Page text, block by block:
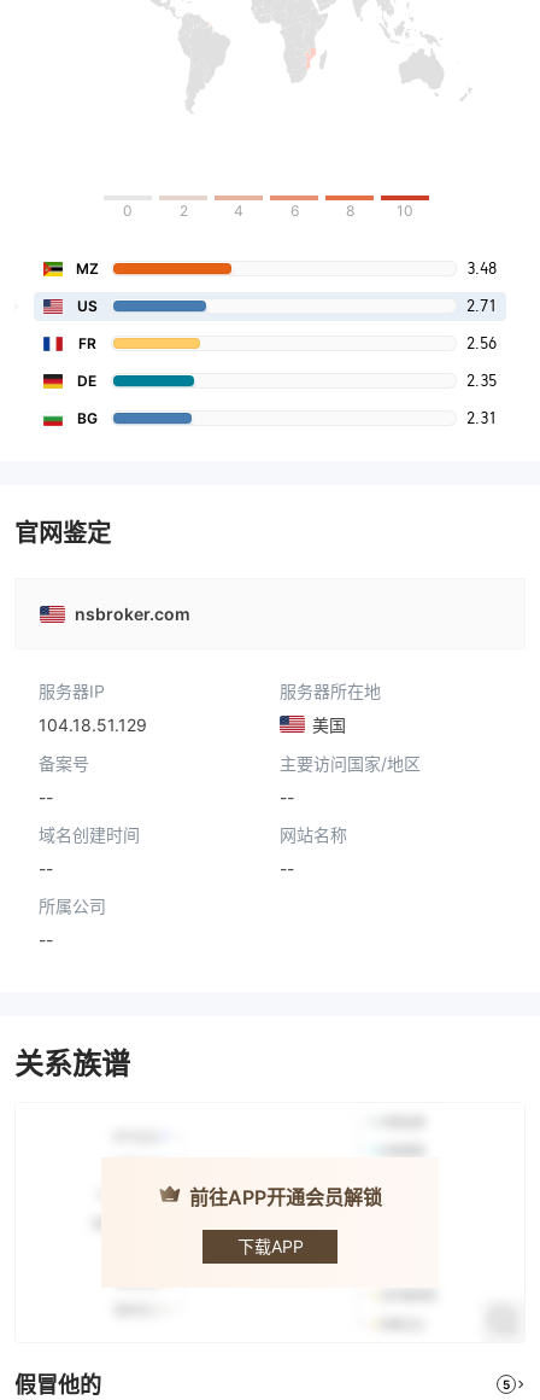
0 2 4 6 8 10
MZ 3.48
US 2.71
FR 2.56
DE 2.35
BG 2.31
官网鉴定
nsbroker.com
服务器IP
104.18.51.129
服务器所在地
美国
备案号
--
主要访问国家/地区
--
域名创建时间
--
网站名称
--
所属公司
--
关系族谱
前往APP开通会员解锁
下载APP
假冒他的 5